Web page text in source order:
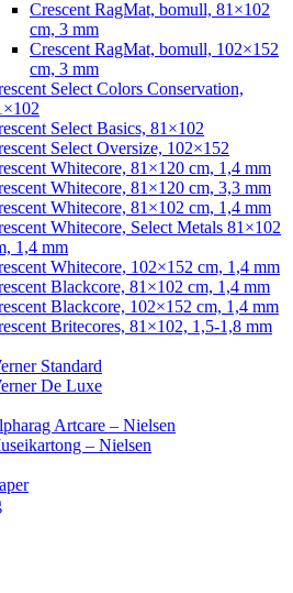
Crescent RagMat, bomull, 81×102
cm, 3 mm
Crescent RagMat, bomull, 102×152
cm, 3 mm
Select Colors Conservation,
Select Basics, 81×102
Select Oversize, 102×152
Whitecore, 81×120 cm, 1,4 mm
Whitecore, 81×120 cm, 3,3 mm
Whitecore, 81×102 cm, 1,4 mm
Whitecore, Select Metals 81×102
1,4 mm
Whitecore, 102×152 cm, 1,4 mm
Blackcore, 81×102 cm, 1,4 mm
Blackcore, 102×152 cm, 1,4 mm
Britecores, 81×102, 1,5-1,8 mm
Standard
De Luxe
Artcare – Nielsen
– Nielsen